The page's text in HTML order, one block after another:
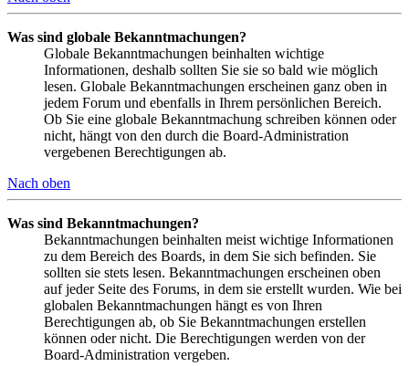
Was sind globale Bekanntmachungen?
Globale Bekanntmachungen beinhalten wichtige
Informationen, deshalb sollten Sie sie so bald wie möglich
lesen. Globale Bekanntmachungen erscheinen ganz oben in
jedem Forum und ebenfalls in Ihrem persönlichen Bereich.
Ob Sie eine globale Bekanntmachung schreiben können oder
nicht, hängt von den durch die Board-Administration
vergebenen Berechtigungen ab.
Nach oben
Was sind Bekanntmachungen?
Bekanntmachungen beinhalten meist wichtige Informationen
zu dem Bereich des Boards, in dem Sie sich befinden. Sie
sollten sie stets lesen. Bekanntmachungen erscheinen oben
auf jeder Seite des Forums, in dem sie erstellt wurden. Wie bei
globalen Bekanntmachungen hängt es von Ihren
Berechtigungen ab, ob Sie Bekanntmachungen erstellen
können oder nicht. Die Berechtigungen werden von der
Board-Administration vergeben.